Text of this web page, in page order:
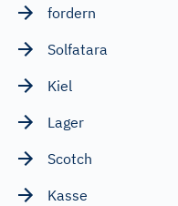
fordern
Solfatara
Kiel
Lager
Scotch
Kasse